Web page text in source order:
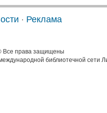
· Реклама
Все права защищены
библиотечной сети